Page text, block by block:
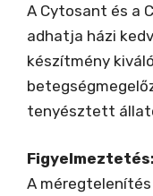
A Cytosant és a
adhatja házi
készítmény
tenyésztett
Figyelmeztetés:
A